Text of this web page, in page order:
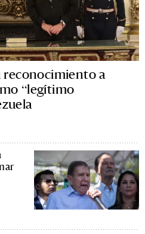
a
“legítimo